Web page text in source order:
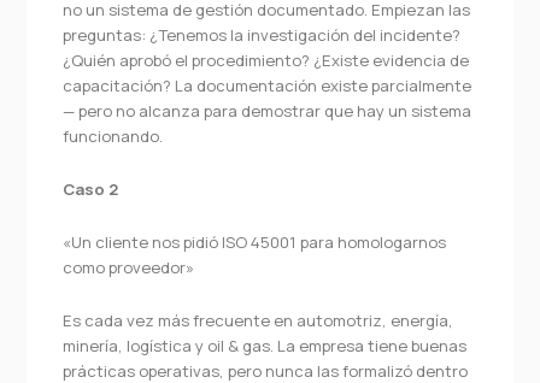
no un sistema de gestión documentado. Empiezan las
preguntas: ¿Tenemos la investigación del incidente?
¿Quién aprobó el procedimiento? ¿Existe evidencia de
capacitación? La documentación existe parcialmente
— pero no alcanza para demostrar que hay un sistema
funcionando.
Caso 2
«Un cliente nos pidió ISO 45001 para homologarnos
como proveedor»
Es cada vez más frecuente en automotriz, energía,
minería, logística y oil & gas. La empresa tiene buenas
prácticas operativas, pero nunca las formalizó dentro